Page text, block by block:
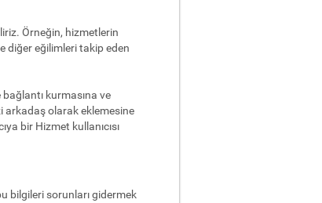
Örneğin, hizmetlerin
diğer eğilimleri takip eden
kurmasına ve
arkadaş olarak eklemesine
bir Hizmet kullanıcısı
bilgileri sorunları gidermek